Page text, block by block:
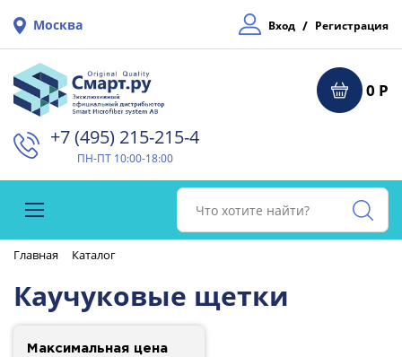
Москва Вход / Регистрация
0 Р
+7 (495) 215-215-4⁠
ПН-ПТ 10:00-18:00
Главная Каталог
Каучуковые щетки
Максимальная цена